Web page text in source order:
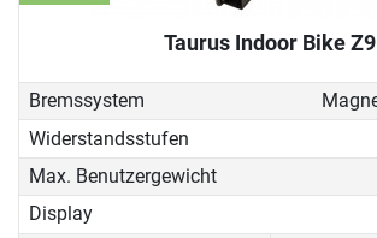
Taurus Indoor Bike Z9
Bremssystem
Widerstandsstufen
Max. Benutzergewicht
Display